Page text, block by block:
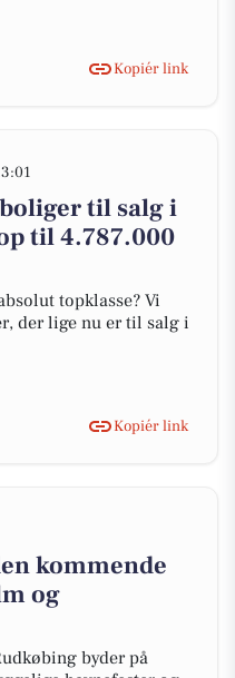
Kopiér link
til salg i
til 4.787.000
topklasse? Vi
der lige nu er til salg i
Kopiér link
kommende
og
byder på